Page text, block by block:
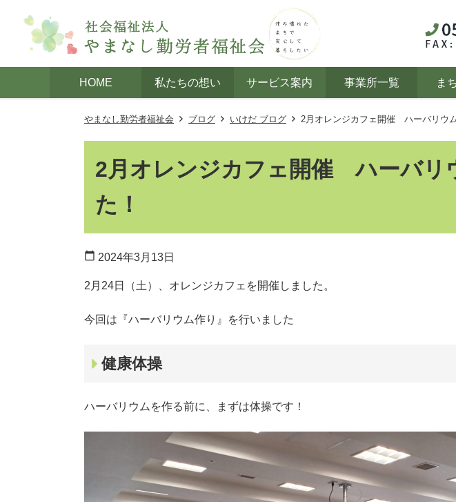
HOME 私たちの想い サービス案内 事業所一覧 ま
やまなし勤労者福祉会 ブログ いけだ ブログ 2月オレンジカフェ開催 ハーバリウ
2月オレンジカフェ開催 ハーバリ
た！
calendar_today 2024年3月13日
2月24日（土）、オレンジカフェを開催しました。
今回は『ハーバリウム作り』を行いました
健康体操
ハーバリウムを作る前に、まずは体操です！